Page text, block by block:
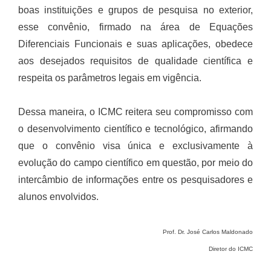
boas instituições e grupos de pesquisa no exterior,
esse convênio, firmado na área de Equações
Diferenciais Funcionais e suas aplicações, obedece
aos desejados requisitos de qualidade científica e
respeita os parâmetros legais em vigência.
Dessa maneira, o ICMC reitera seu compromisso com
o desenvolvimento científico e tecnológico, afirmando
que o convênio visa única e exclusivamente à
evolução do campo científico em questão, por meio do
intercâmbio de informações entre os pesquisadores e
alunos envolvidos.
Prof. Dr. José Carlos Maldonado
Diretor do ICMC